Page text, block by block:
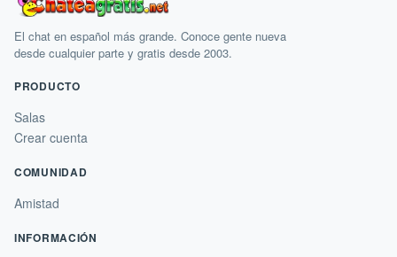
El chat en español más grande. Conoce gente nueva
desde cualquier parte y gratis desde 2003.
PRODUCTO
Salas
Crear cuenta
COMUNIDAD
Amistad
INFORMACIÓN